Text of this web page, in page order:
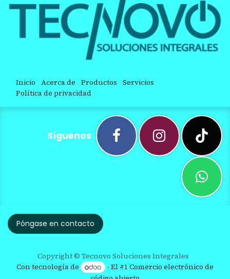
Inicio Acerca de Productos Servicios
Política de privacidad
Síguenos
Póngase en contacto
Copyright © Tecnovo Soluciones Integrales
Con tecnología de
- El #1Comercio electrónico de